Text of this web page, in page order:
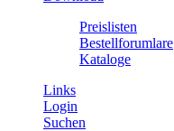
Preislisten
Bestellforumlare
Kataloge
Links
Login
Suchen